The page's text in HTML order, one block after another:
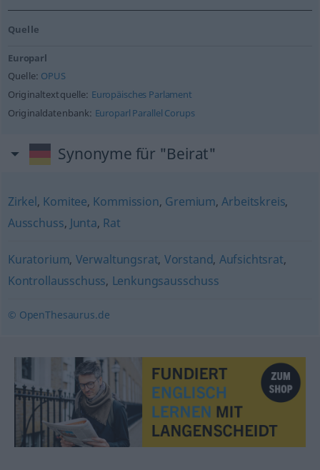
Quelle
Europarl
Quelle: OPUS
Originaltextquelle: Europäisches Parlament
Originaldatenbank: Europarl Parallel Corups
Synonyme für "Beirat"
Zirkel, Komitee, Kommission, Gremium,Arbeitskreis,
Ausschuss, Junta, Rat
Kuratorium, Verwaltungsrat, Vorstand, Aufsichtsrat,
Kontrollausschuss, Lenkungsausschuss
© OpenThesaurus.de